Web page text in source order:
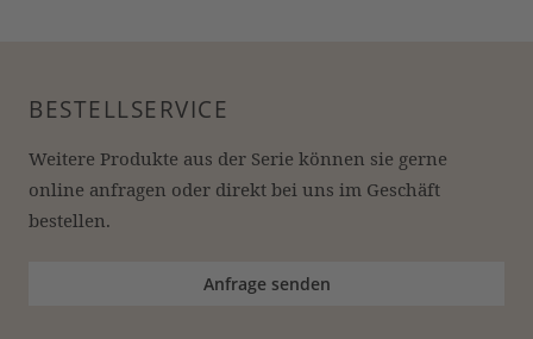
BESTELLSERVICE
Weitere Produkte aus der Serie können sie gerne
online anfragen oder direkt bei uns im Geschäft
bestellen.
Anfrage senden